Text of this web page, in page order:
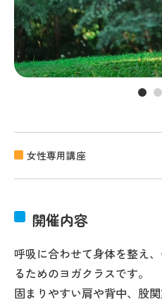
女性専用講座
開催内容
呼吸に合わせて身体を整え
るためのヨガクラスです。
固まりやすい肩や背中、股